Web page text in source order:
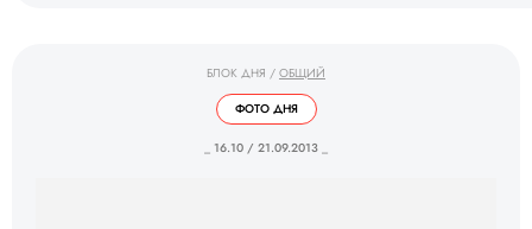
БЛОК ДНЯ / ОБЩИЙ
ФОТО ДНЯ
_ 16.10 / 21.09.2013 _